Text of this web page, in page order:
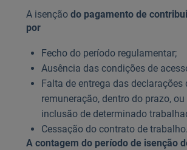
A isençãodo pagamento de
por
Fecho do período regulamentar;
Ausência das condições de
Falta de entrega das declarações
remuneração, dentro do prazo,
inclusão de determinado
Cessação do contrato de trabalho.
A contagem do período de isenção